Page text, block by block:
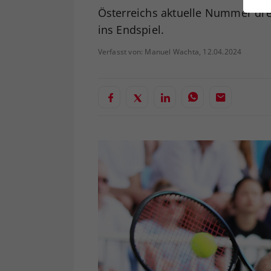
Österreichs aktuelle Nummer
ins Endspiel.
Verfasst von: Manuel Wachta, 12.04.2024